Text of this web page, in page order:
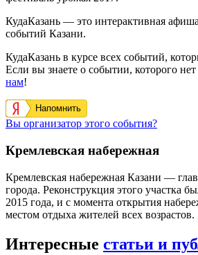
КудаКазань — это интерактивная
событий Казани.
КудаКазань в курсе всех событий,
Если вы знаете о событии, которого нет
нам!
Напомнить
Вы организатор этого события?
Кремлевская набережная
Кремлевская набережная Казани —
города. Реконструкция этого участка
2015 года, и с момента открытия
местом отдыха жителей всех возрастов.
Интересные статьи и